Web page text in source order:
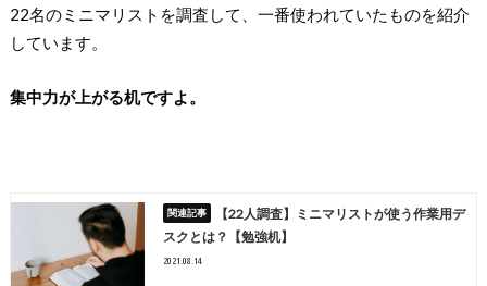
22名のミニマリストを調査して、一番使われていたものを紹介
しています。
集中力が上がる机ですよ。
【22人調査】ミニマリストが使う作業用デ
スクとは？【勉強机】
2021.08.14